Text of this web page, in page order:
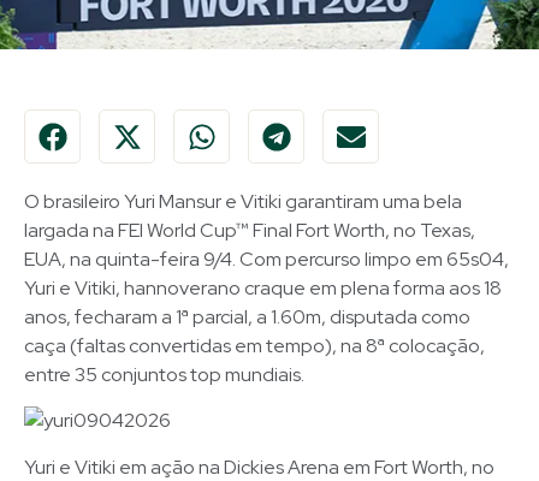
O brasileiro Yuri Mansur e Vitiki garantiram uma bela
largada na FEI World Cup™ Final Fort Worth, no Texas,
EUA, na quinta-feira 9/4. Com percurso limpo em 65s04,
Yuri e Vitiki, hannoverano craque em plena forma aos 18
anos, fecharam a 1ª parcial, a 1.60m, disputada como
caça (faltas convertidas em tempo), na 8ª colocação,
entre 35 conjuntos top mundiais.
Yuri e Vitiki em ação na Dickies Arena em Fort Worth, no